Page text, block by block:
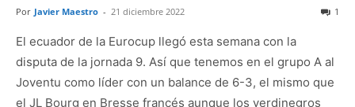
Por Javier Maestro - 21 diciembre 2022 1
El ecuador de la Eurocup llegó esta semana con la
disputa de la jornada 9. Así que tenemos en el grupo A al
Joventu como líder con un balance de 6-3, el mismo que
el JL Bourg en Bresse francés aunque los verdinegros